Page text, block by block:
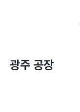
광주 공장